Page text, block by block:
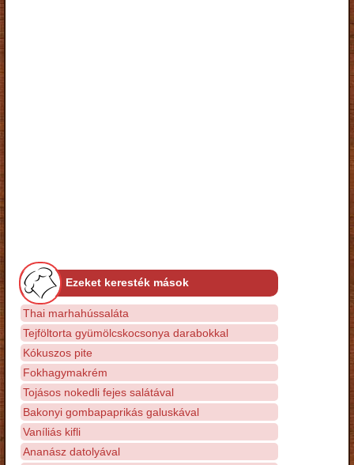
Ezeket keresték mások
Thai marhahússaláta
Tejföltorta gyümölcskocsonya darabokkal
Kókuszos pite
Fokhagymakrém
Tojásos nokedli fejes salátával
Bakonyi gombapaprikás galuskával
Vaníliás kifli
Ananász datolyával